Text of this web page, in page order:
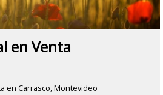
en Venta
en Carrasco, Montevideo